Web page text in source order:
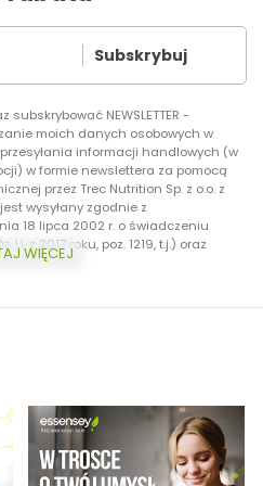
Subskrybuj
NEWSLETTER -
moich danych osobowych w
informacji handlowych (w
w formie newslettera za pomocą
przez Trec Nutrition Sp. z o.o. z
wysyłany zgodnie z
18 lipca 2002 r. o świadczeniu
z 2017 roku, poz. 1219, t.j.) oraz
telekomunikacyjne (Dz.U. z 2017
WIĘCEJ